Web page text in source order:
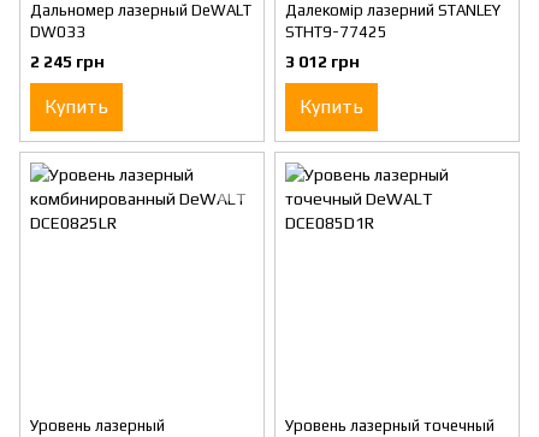
Дальномер лазерный DeWALT
DW033
2 245 грн
Купить
Далекомір лазерний STANLEY
STHT9-77425
3 012 грн
Купить
Уровень лазерный
Уровень лазерный точечный